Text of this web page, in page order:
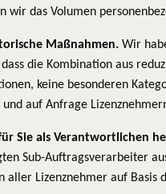
wir das Volumen
Maßnahmen. Wir
dass die Kombination aus
keine besonderen
auf Anfrage
Sie als Verantwortlichen
Sub-Auftragsverarbeiter
aller Lizenznehmer auf Basis